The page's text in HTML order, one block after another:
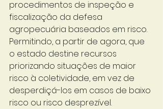
procedimentos de inspeção e
fiscalização da defesa
agropecuária baseados em risco.
Permitindo, a partir de agora, que
o estado destine recursos
priorizando situações de maior
risco à coletividade, em vez de
desperdiçá-los em casos de baixo
risco ou risco desprezível.